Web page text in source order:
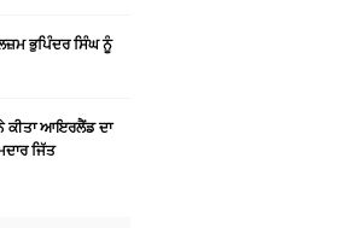
ਭੁਪਿੰਦਰ ਸਿੰਘ ਨੂੰ
ਕੀਤਾ ਆਇਰਲੈਂਡ ਦਾ
ਜਿੱਤ